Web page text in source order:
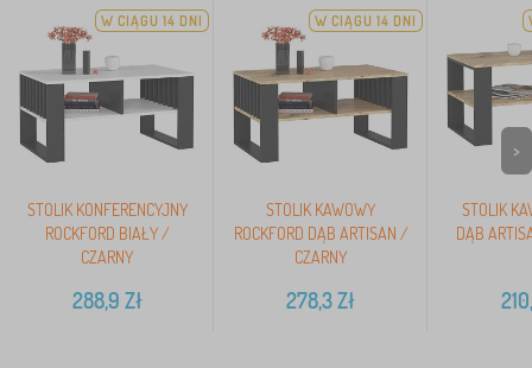
W CIĄGU 14 DNI
STOLIK KONFERENCYJNY
ROCKFORD BIAŁY /
CZARNY
288,9 Zł
W CIĄGU 14 DNI
STOLIK KAWOWY
ROCKFORD DĄB ARTISAN /
CZARNY
278,3Zł
STOLIK
DĄB
>